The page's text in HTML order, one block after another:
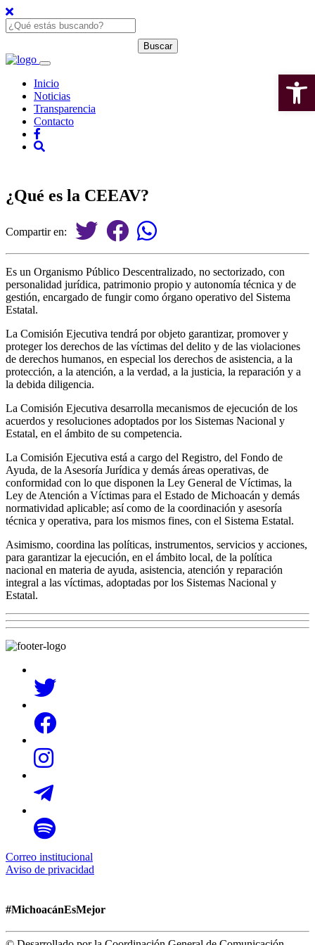
Inicio
Noticias
Transparencia
Contacto
¿Qué es la CEEAV?
Compartir en:
Es un Organismo Público Descentralizado, no sectorizado, con
personalidad jurídica, patrimonio propio y autonomía técnica y de
gestión, encargado de fungir como órgano operativo del Sistema
Estatal.
La Comisión Ejecutiva tendrá por objeto garantizar, promover y
proteger los derechos de las víctimas del delito y de las violaciones
de derechos humanos, en especial los derechos de asistencia, a la
protección, a la atención, a la verdad, a la justicia, la reparación y a
la debida diligencia.
La Comisión Ejecutiva desarrolla mecanismos de ejecución de los
acuerdos y resoluciones adoptados por los Sistemas Nacional y
Estatal, en el ámbito de su competencia.
La Comisión Ejecutiva está a cargo del Registro, del Fondo de
Ayuda, de la Asesoría Jurídica y demás áreas operativas, de
conformidad con lo que disponen la Ley General de Víctimas, la
Ley de Atención a Víctimas para el Estado de Michoacán y demás
normatividad aplicable; así como de la coordinación y asesoría
técnica y operativa, para los mismos fines, con el Sistema Estatal.
Asimismo, coordina las políticas, instrumentos, servicios y acciones,
para garantizar la ejecución, en el ámbito local, de la política
nacional en materia de ayuda, asistencia, atención y reparación
integral a las víctimas, adoptadas por los Sistemas Nacional y
Estatal.
Correo institucional
Aviso de privacidad
#MichoacánEsMejor